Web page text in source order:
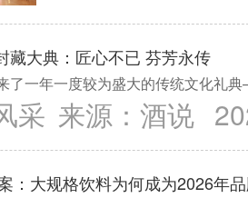
藏大典：匠心不已 芬芳永传
了一年一度较为盛大的传统文化礼
采 来源： 酒说
：大规格饮料为何成为2026年